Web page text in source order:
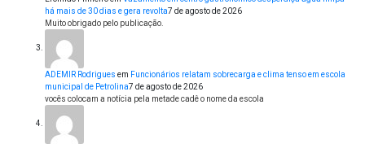
há mais de 30 dias e gera revolta7 de agosto de 2026
Muito obrigado pelo publicação.
ADEMIR Rodrigues em Funcionários relatam sobrecarga e clima tenso em escola
municipal de Petrolina7 de agosto de 2026
vocês colocam a notícia pela metade cadê o nome da escola